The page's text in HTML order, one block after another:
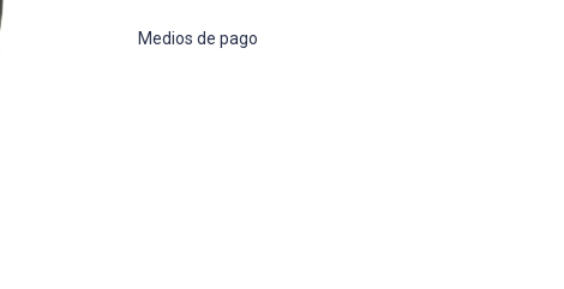
Medios de pago